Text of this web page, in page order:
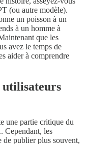
(ou autre modèle).
un poisson à un
à un homme à
que les
avez le temps de
aider à comprendre
utilisateurs
une partie critique du
Cependant, les
de publier plus souvent,